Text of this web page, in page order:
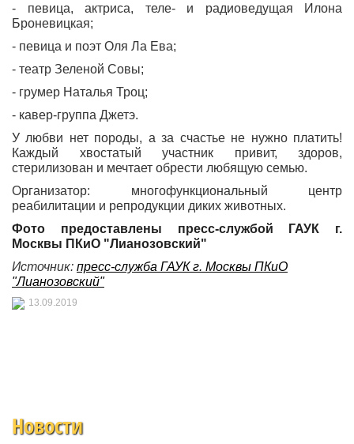
- певица, актриса, теле- и радиоведущая Илона
Броневицкая;
- певица и поэт Оля Ла Ева;
- театр Зеленой Совы;
- грумер Наталья Троц;
- кавер-группа Джетэ.
У любви нет породы, а за счастье не нужно платить!
Каждый хвостатый участник привит, здоров,
стерилизован и мечтает обрести любящую семью.
Организатор: многофункциональный центр
реабилитации и репродукции диких животных.
Фото предоставлены пресс-службой ГАУК г.
Москвы ПКиО "Лианозовский"
Источник: пресс-служба ГАУК г. Москвы ПКиО
"Лианозовский"
13.09.2019
Новости